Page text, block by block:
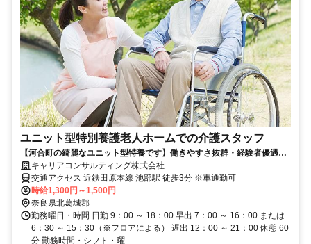
ユニット型特別養護老人ホームでの介護スタッフ
【河合町の綺麗なユニット型特養です】働きやすさ抜群・経験者優遇・
勤務時間・土日休みも相談可
キャリアコンサルティング株式会社
交通アクセス 近鉄田原本線 池部駅 徒歩3分 ※車通勤可
時給1,300円～1,500円
奈良県北葛城郡
勤務曜日・時間 日勤 9：00 ～ 18：00 早出 7：00 ～ 16：00 または
6：30 ～ 15：30（※フロアによる） 遅出 12：00 ～ 21：00 休憩 60
分 勤務時間・シフト・曜...